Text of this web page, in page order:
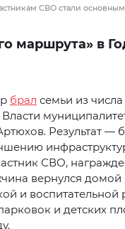
СВО стали
маршрута» в
брал семьи из
Власти
Результат —
СВО,
вернулся домой
и
и детских